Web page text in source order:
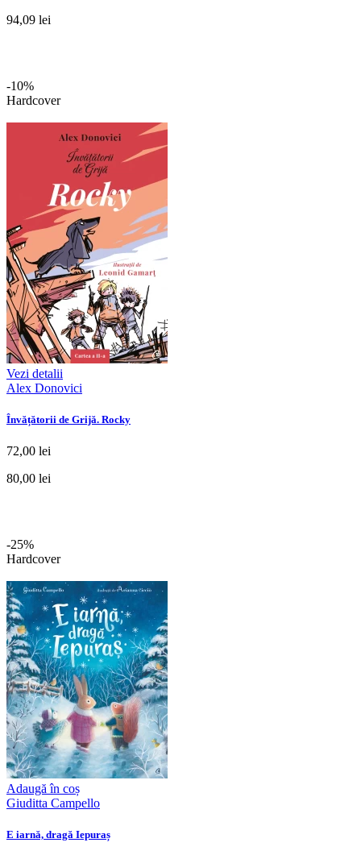
94,09 lei
-10%
Hardcover
Vezi detalii
Alex Donovici
Învățătorii de Grijă. Rocky
72,00 lei
80,00 lei
-25%
Hardcover
Adaugă în coș
Giuditta Campello
E iarnă, dragă Iepuraș